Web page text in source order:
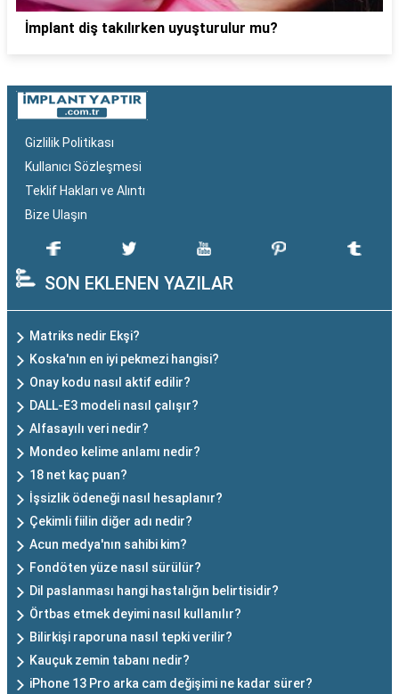
İmplant diş takılırken uyuşturulur mu?
Gizlilik Politikası
Kullanıcı Sözleşmesi
Teklif Hakları ve Alıntı
Bize Ulaşın
SON EKLENEN YAZILAR
Matriks nedir Ekşi?
Koska'nın en iyi pekmezi hangisi?
Onay kodu nasıl aktif edilir?
DALL-E3 modeli nasıl çalışır?
Alfasayılı veri nedir?
Mondeo kelime anlamı nedir?
18 net kaç puan?
İşsizlik ödeneği nasıl hesaplanır?
Çekimli fiilin diğer adı nedir?
Acun medya'nın sahibi kim?
Fondöten yüze nasıl sürülür?
Dil paslanması hangi hastalığın belirtisidir?
Örtbas etmek deyimi nasıl kullanılır?
Bilirkişi raporuna nasıl tepki verilir?
Kauçuk zemin tabanı nedir?
iPhone 13 Pro arka cam değişimi ne kadar sürer?